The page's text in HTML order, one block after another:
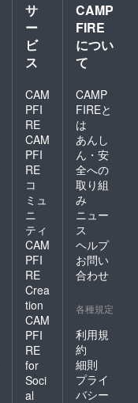
サ
ー
ビ
ス
CAM
PFI
RE
CAM
PFI
RE
コ
ミュ
ニ
ティ
CAM
PFI
RE
Crea
tion
CAM
PFI
RE
for
Soci
al
CAMP
FIRE
につい
て
CAMP
FIREと
は
あんし
ん・安
全への
取り組
み
ニュー
ス
ヘルプ
お問い
合わせ
各種規定
利用規
約
細則
プライ
バシー